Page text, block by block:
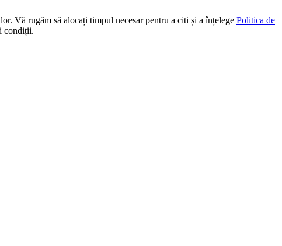
Vă rugăm să alocați timpul necesar pentru a citi și a înțelege Politica de
condiții.